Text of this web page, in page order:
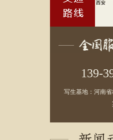
139-
写生基地：河南